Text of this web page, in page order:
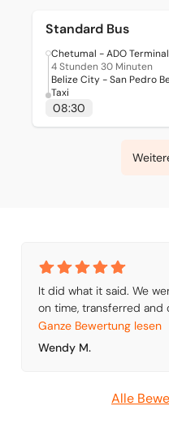
Standard Bus
Chetumal - ADO
4 Stunden 30 Minuten
Belize City - San Pedro
Taxi
08:30
It did what it said. We
on time, transferred and
our hostel.
Only negative is the
seats are not comfortable.
Ganze Bewertung lesen
Wendy M.
Alle